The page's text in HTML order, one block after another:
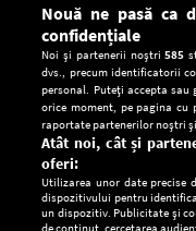
Descarcă gratuit
Nouă ne pasă ca
confidențiale
Noi și partenerii noștri585
dvs., precum identificatorii
personal. Puteți accepta
orice moment, pe pagina cu
raportate partenerilor noștri
Atât noi, cât și
oferi:
Utilizarea unor date precise
dispozitivului pentru
un dispozitiv. Publicitate și
de conținut, cercetarea